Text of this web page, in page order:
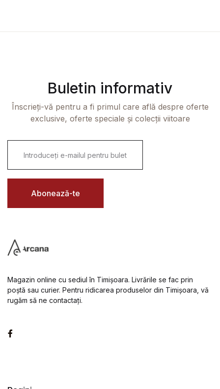
Buletin informativ
Înscrieți-vă pentru a fi primul care află despre oferte
exclusive, oferte speciale și colecții viitoare
i
l
Abonează-te
Magazin online cu sediul în Timișoara. Livrările se fac prin
poștă sau curier. Pentru ridicarea produselor din Timișoara, vă
rugăm să ne contactați.